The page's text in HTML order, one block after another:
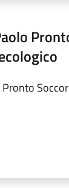
Pronto